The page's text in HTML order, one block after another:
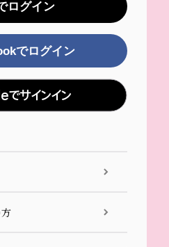
ログイン
でログイン
サインイン